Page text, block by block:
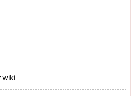
wiki